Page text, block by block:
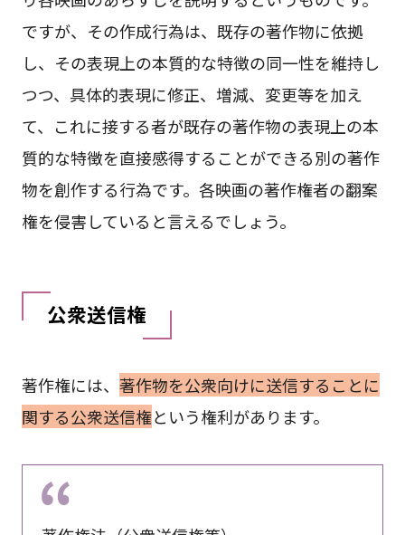
ですが、その作成行為は、既存の著作物に依拠
し、その表現上の本質的な特徴の同一性を維持し
つつ、具体的表現に修正、増減、変更等を加え
て、これに接する者が既存の著作物の表現上の本
質的な特徴を直接感得することができる別の著作
物を創作する行為です。各映画の著作権者の翻案
権を侵害していると言えるでしょう。
公衆送信権
著作権には、 著作物を公衆向けに送信することに
関する公衆送信権という権利があります。